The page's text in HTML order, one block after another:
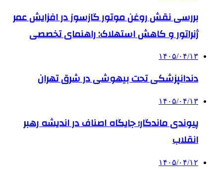
بررسی نقش روغن موتور گازسوز در افزایش عمر
ژنراتور و کاهش استهلاک: راهنمای تخصصی
۱۴۰۵/۰۴/۱۳
دندانپزشکی تحت بیهوشی در شرق تهران
۱۴۰۵/۰۴/۱۳
پیوندی ماندگار؛ جایگاه اصناف در اندیشه رهبر
انقلاب
۱۴۰۵/۰۴/۱۲